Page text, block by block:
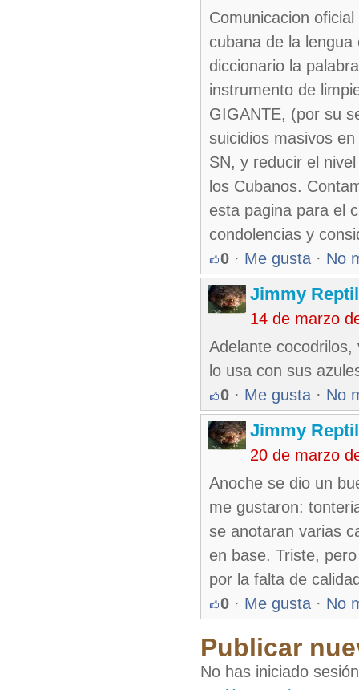
Comunicacion
cubana de la
diccionario la
instrumento de
GIGANTE, (por su
suicidios masivos
SN, y reducir el
los Cubanos.
esta pagina para el
condolencias y
0 · Me gusta · No
Jimmy
14 de marzo
Adelante
lo usa con sus
0 · Me gusta · No
Jimmy
20 de marzo
Anoche se dio un
me gustaron:
se anotaran varias
en base. Triste,
por la falta de
0 · Me gusta · No
Publicar
No has iniciado